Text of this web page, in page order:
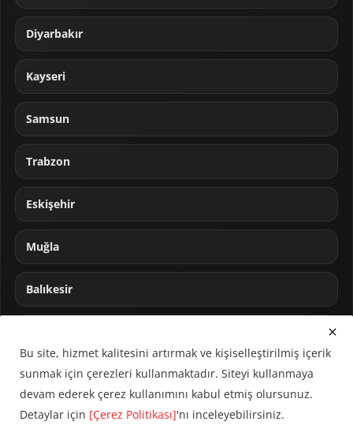
Diyarbakır
Kayseri
Samsun
Trabzon
Eskişehir
Muğla
Balıkesir
Bu site, hizmet kalitesini artırmak ve kişiselleştirilmiş içerik
sunmak için çerezleri kullanmaktadır. Siteyi kullanmaya
devam ederek çerez kullanımını kabul etmiş olursunuz.
Detaylar için [Çerez Politikası]'nı inceleyebilirsiniz.